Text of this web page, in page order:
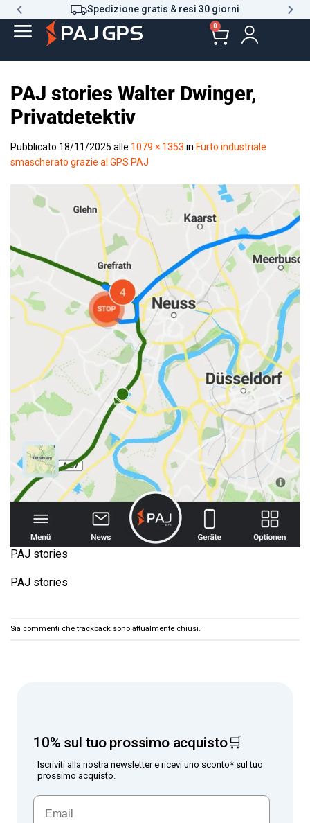
Spedizione gratis & resi 30 giorni
0
PAJ stories Walter Dwinger,
Privatdetektiv
Pubblicato 18/11/2025 alle 1079 × 1353 in Furto industriale
smascherato grazie al GPS PAJ
PAJ stories
PAJ stories
Sia commenti che trackback sono attualmente chiusi.
10% sul tuo prossimo acquisto🛒
Iscriviti alla nostra newsletter e ricevi uno sconto* sul tuo
prossimo acquisto.